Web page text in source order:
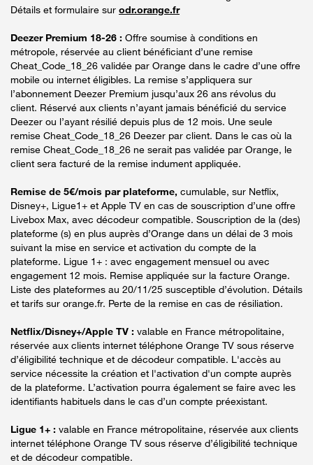
Détails et formulaire sur odr.orange.fr
Deezer Premium 18-26 : Offre soumise à conditions en
métropole, réservée au client bénéficiant d’une remise
Cheat_Code_18_26 validée par Orange dans le cadre d’une offre
mobile ou internet éligibles. La remise s’appliquera sur
l’abonnement Deezer Premium jusqu’aux 26 ans révolus du
client. Réservé aux clients n’ayant jamais bénéficié du service
Deezer ou l’ayant résilié depuis plus de 12 mois. Une seule
remise Cheat_Code_18_26 Deezer par client. Dans le cas où la
remise Cheat_Code_18_26 ne serait pas validée par Orange, le
client sera facturé de la remise indument appliquée.
Remise de 5€/mois par plateforme, cumulable, sur Netflix,
Disney+, Ligue1+ et Apple TV en cas de souscription d’une offre
Livebox Max, avec décodeur compatible. Souscription de la (des)
plateforme (s) en plus auprès d’Orange dans un délai de 3 mois
suivant la mise en service et activation du compte de la
plateforme. Ligue 1+ : avec engagement mensuel ou avec
engagement 12 mois. Remise appliquée sur la facture Orange.
Liste des plateformes au 20/11/25 susceptible d’évolution. Détails
et tarifs sur orange.fr. Perte de la remise en cas de résiliation.
Netflix/Disney+/Apple TV : valable en France métropolitaine,
réservée aux clients internet téléphone Orange TV sous réserve
d’éligibilité technique et de décodeur compatible. L'accès au
service nécessite la création et l'activation d'un compte auprès
de la plateforme. L’activation pourra également se faire avec les
identifiants habituels dans le cas d’un compte préexistant.
Ligue 1+ : valable en France métropolitaine, réservée aux clients
internet téléphone Orange TV sous réserve d’éligibilité technique
et de décodeur compatible.